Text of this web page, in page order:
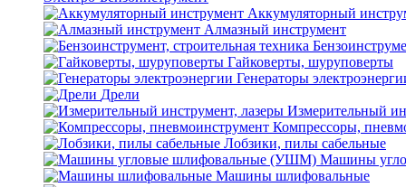
Аккумуляторный
Алмазный инструмент
Гайковерты, шуруповерты
Генераторы
Дрели
Измерительный
Компрессоры,
Лобзики, пилы сабельные
Машины
Машины шлифовальные